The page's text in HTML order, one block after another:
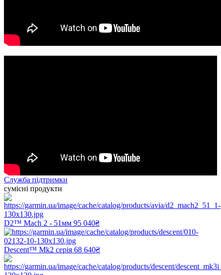
Служба підтримки
сумісні продукти
D2™ Mach 2 - 51мм 95 040₴
Descent™ Mk2 серія 68 640₴